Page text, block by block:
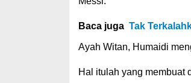
Baca juga Tak
Ayah Witan, Humaidi
Hal itulah yang membuat